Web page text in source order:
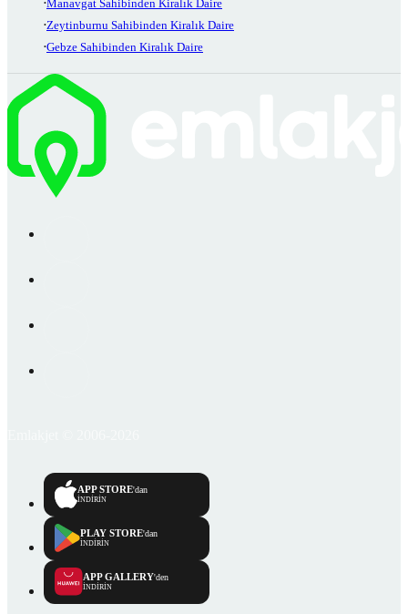
Manavgat Sahibinden Kiralık Daire
Zeytinburnu Sahibinden Kiralık Daire
Gebze Sahibinden Kiralık Daire
APP STORE'dan
İNDİRİN
PLAY STORE'dan
İNDİRİN
APP GALLERY'den
İNDİRİN